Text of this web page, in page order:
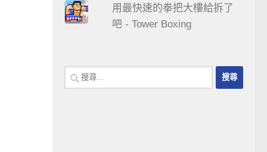
用最快速的拳把大樓給拆了
吧 - Tower Boxing
搜
尋